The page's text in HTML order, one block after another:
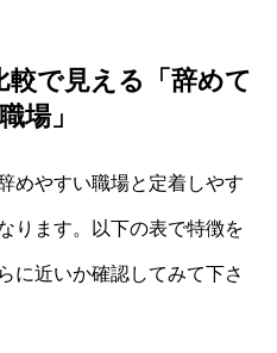
で見える「辞めて
場」
めやすい職場と定着しやす
ります。以下の表で特徴を
に近いか確認してみて下さ